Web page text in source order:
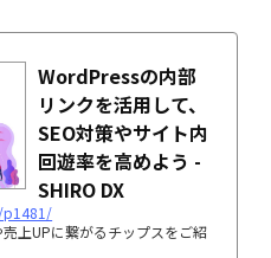
WordPressの内部
リンクを活用して、
SEO対策やサイト内
回遊率を高めよう -
SHIRO DX
p1481/
上UPに繋がるチップスをご紹